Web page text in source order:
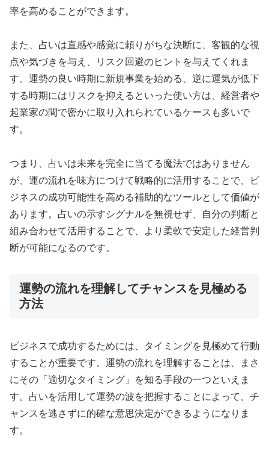
率を高めることができます。
また、占いは直感や感覚に頼りがちな決断に、客観的な視
点や気づきを与え、リスク回避のヒントを与えてくれま
す。運勢の良い時期に新規事業を始める、逆に運気が低下
する時期にはリスクを抑えるといった使い方は、経営者や
起業家の間で密かに取り入れられているケースも多いで
す。
つまり、占いは未来を完全に当てる魔法ではありません
が、運の流れを味方につけて戦略的に活用することで、ビ
ジネスの成功可能性を高める補助的なツールとして価値が
あります。占いの示すシグナルを無視せず、自分の判断と
組み合わせて活用することで、より柔軟で安定した経営判
断が可能になるのです。
運勢の流れを理解してチャンスを見極める
方法
ビジネスで成功するためには、タイミングを見極めて行動
することが重要です。運勢の流れを理解することは、まさ
にその「適切なタイミング」を知る手段の一つといえま
す。占いを活用して運勢の波を把握することによって、チ
ャンスを逃さずに的確な意思決定ができるようになりま
す。